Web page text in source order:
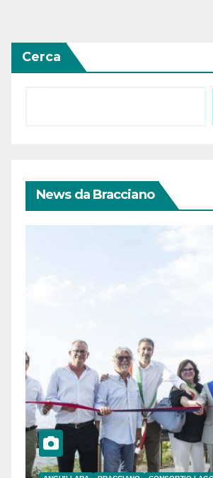
Cerca
News da Bracciano